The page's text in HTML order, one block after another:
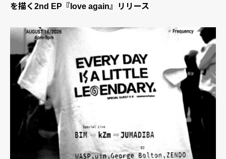
を描く2nd EP『love again』リリース